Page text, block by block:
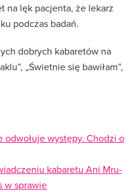
na lęk pacjenta, że lekarz
podczas badań.
dobrych kabaretów na
„Świetnie się bawiłam”,
odwołuje występy. Chodzi o
kabaretu Ani Mru-
w sprawie